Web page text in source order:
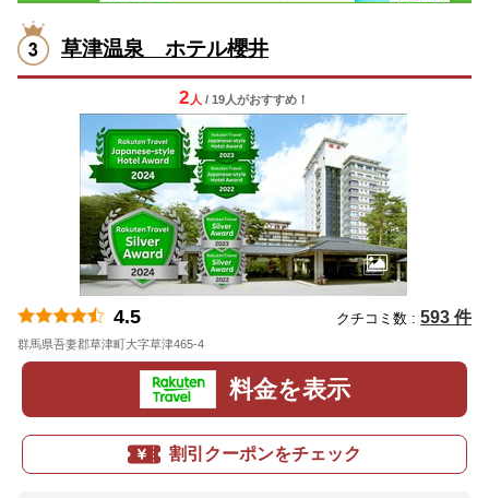
草津温泉 ホテル櫻井
2 人 / 19人がおすすめ！
4.5 クチコミ数 : 593 件
群馬県吾妻郡草津町大字草津465-4
料金を表示
割引クーポンをチェック